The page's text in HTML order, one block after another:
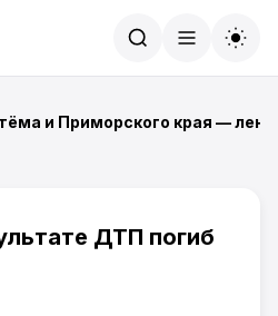
и Приморского края —
ДТП погиб